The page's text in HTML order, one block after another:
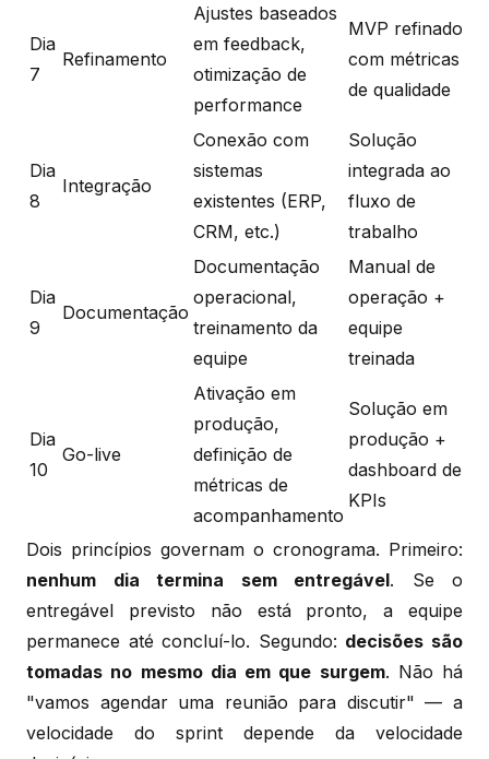
Dia
7
Refinamento
Ajustes baseados
em feedback,
otimização de
performance
MVP refinado
com métricas
de qualidade
Dia
8
Integração
Conexão com
sistemas
existentes (ERP,
CRM, etc.)
Solução
integrada ao
fluxo de
trabalho
Dia
9
Documentação
Documentação
operacional,
treinamento da
equipe
Manual de
operação +
equipe
treinada
Dia
10
Go-live
Ativação em
produção,
definição de
métricas de
acompanhamento
Solução em
produção +
dashboard de
KPIs
Dois princípios governam o cronograma. Primeiro:
nenhum dia termina sem entregável. Se o
entregável previsto não está pronto, a equipe
permanece até concluí-lo. Segundo: decisões são
tomadas no mesmo dia em que surgem. Não há
"vamos agendar uma reunião para discutir" — a
velocidade do sprint depende da velocidade